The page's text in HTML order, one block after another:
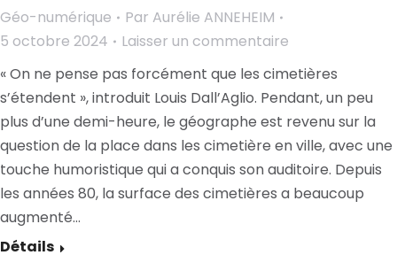
Géo-numérique Par Aurélie ANNEHEIM
5 octobre 2024
Laisser un commentaire
« On ne pense pas forcément que les cimetières
s’étendent », introduit Louis Dall’Aglio. Pendant, un peu
plus d’une demi-heure, le géographe est revenu sur la
question de la place dans les cimetière en ville, avec une
touche humoristique qui a conquis son auditoire. Depuis
les années 80, la surface des cimetières a beaucoup
augmenté…
Détails